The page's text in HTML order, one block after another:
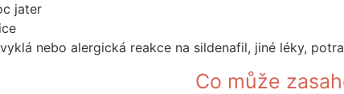
jater
nebo alergická reakce na sildenafil, jiné léky,
Co může